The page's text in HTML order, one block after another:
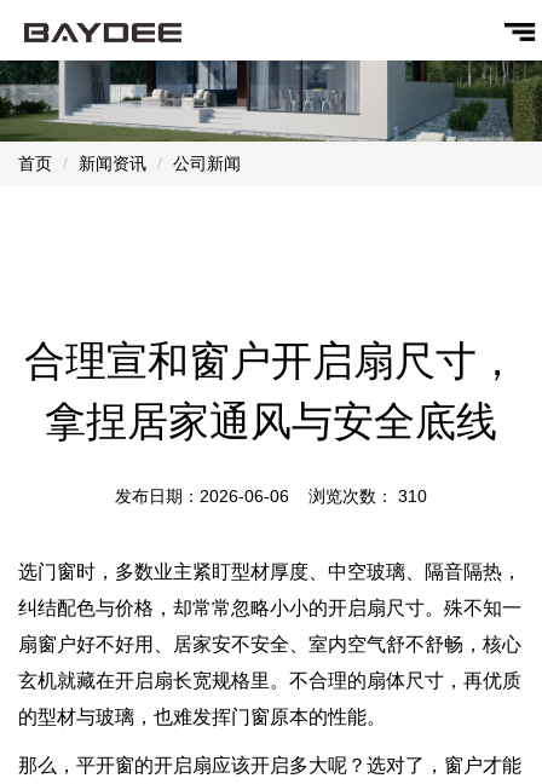
首页 新闻资讯 公司新闻
合理宣和窗户开启扇尺寸，
拿捏居家通风与安全底线
发布日期：2026-06-06 浏览次数： 310
选门窗时，多数业主紧盯型材厚度、中空玻璃、隔音隔热，
纠结配色与价格，却常常忽略小小的开启扇尺寸。殊不知一
扇窗户好不好用、居家安不安全、室内空气舒不舒畅，核心
玄机就藏在开启扇长宽规格里。不合理的扇体尺寸，再优质
的型材与玻璃，也难发挥门窗原本的性能。
那么，平开窗的开启扇应该开启多大呢？选对了，窗户才能